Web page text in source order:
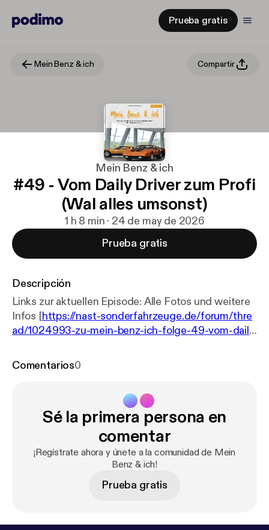
Prueba gratis
Mein Benz & ich Compartir
Mein Benz & ich
#49 - Vom Daily Driver zum Profi
(Wal alles umsonst)
1 h 8 min · 24 de may de 2026
Prueba gratis
Descripción
Links zur aktuellen Episode: Alle Fotos und weitere
Infos [https://nast-sonderfahrzeuge.de/forum/thre
ad/1024993-zu-mein-benz-ich-folge-49-vom-daily
Podcast Webseite: www.meinbenzundich.de [
https://www.nast-sonderfahrzeuge.d
Comentarios0
Sé la primera persona en
comentar
¡Regístrate ahora y únete a la comunidad de Mein
Benz & ich!
Prueba gratis